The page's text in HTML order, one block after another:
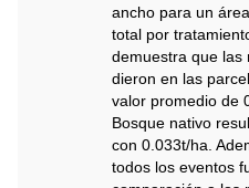
ancho para un
total por
demuestra que las
dieron en las
valor promedio de
Bosque nativo
con 0.033t/ha.
todos los eventos